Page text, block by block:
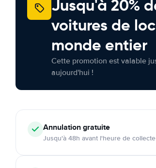
Jusqu'à 20%
voitures de
monde entier
Cette promotion est valable
aujourd'hui !
Annulationgratuite
Jusqu'à 48h avant l'heure de